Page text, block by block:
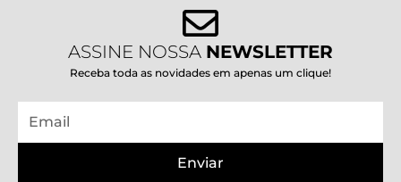
ASSINE NOSSA NEWSLETTER
Receba toda as novidades em apenas um clique!
Enviar